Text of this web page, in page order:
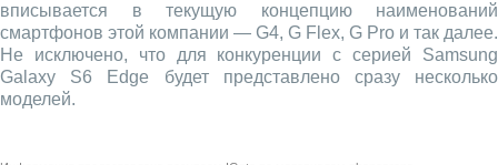
вписывается в текущую концепцию наименований
смартфонов этой компании — G4, G Flex, G Pro и так далее.
Не исключено, что для конкуренции с серией Samsung
Galaxy S6 Edge будет представлено сразу несколько
моделей.